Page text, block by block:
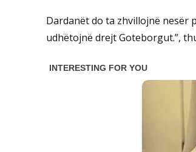
Dardanët do ta zhvillojnë nesër
udhëtojnë drejt Goteborgut.”,